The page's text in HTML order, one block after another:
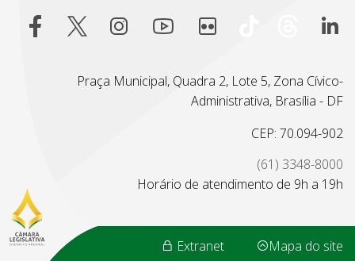
Praça Municipal, Quadra 2, Lote 5, Zona Cívico-
Administrativa, Brasília - DF
CEP: 70.094-902
(61) 3348-8000
Horário de atendimento de 9h a 19h
Extranet Mapa do site